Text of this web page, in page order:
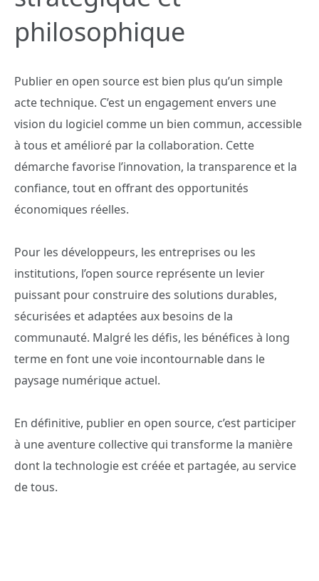
philosophique
Publier en open source est bien plus qu’un simple
acte technique. C’est un engagement envers une
vision du logiciel comme un bien commun, accessible
à tous et amélioré par la collaboration. Cette
démarche favorise l’innovation, la transparence et la
confiance, tout en offrant des opportunités
économiques réelles.
Pour les développeurs, les entreprises ou les
institutions, l’open source représente un levier
puissant pour construire des solutions durables,
sécurisées et adaptées aux besoins de la
communauté. Malgré les défis, les bénéfices à long
terme en font une voie incontournable dans le
paysage numérique actuel.
En définitive, publier en open source, c’est participer
à une aventure collective qui transforme la manière
dont la technologie est créée et partagée, au service
de tous.